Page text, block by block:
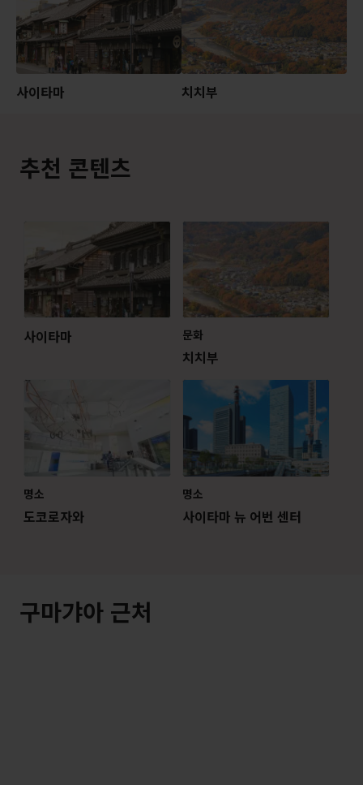
사이타마 치치부
추천 콘텐츠
사이타마 문화
치치부
명소
도코로자와
명소
사이타마 뉴 어번 센터
구마갸아 근처